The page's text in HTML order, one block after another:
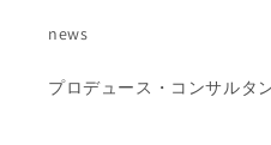
news
プロデュース・コンサルタ